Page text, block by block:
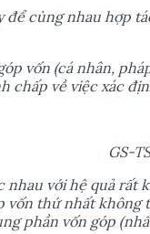
đểcùng nhau hợp
vốn (cá nhân,
chấp vềviệc xác đị
GS-
nhau với hệquảrất
vốn thứnhất không
ng phần vốn góp (nhấ